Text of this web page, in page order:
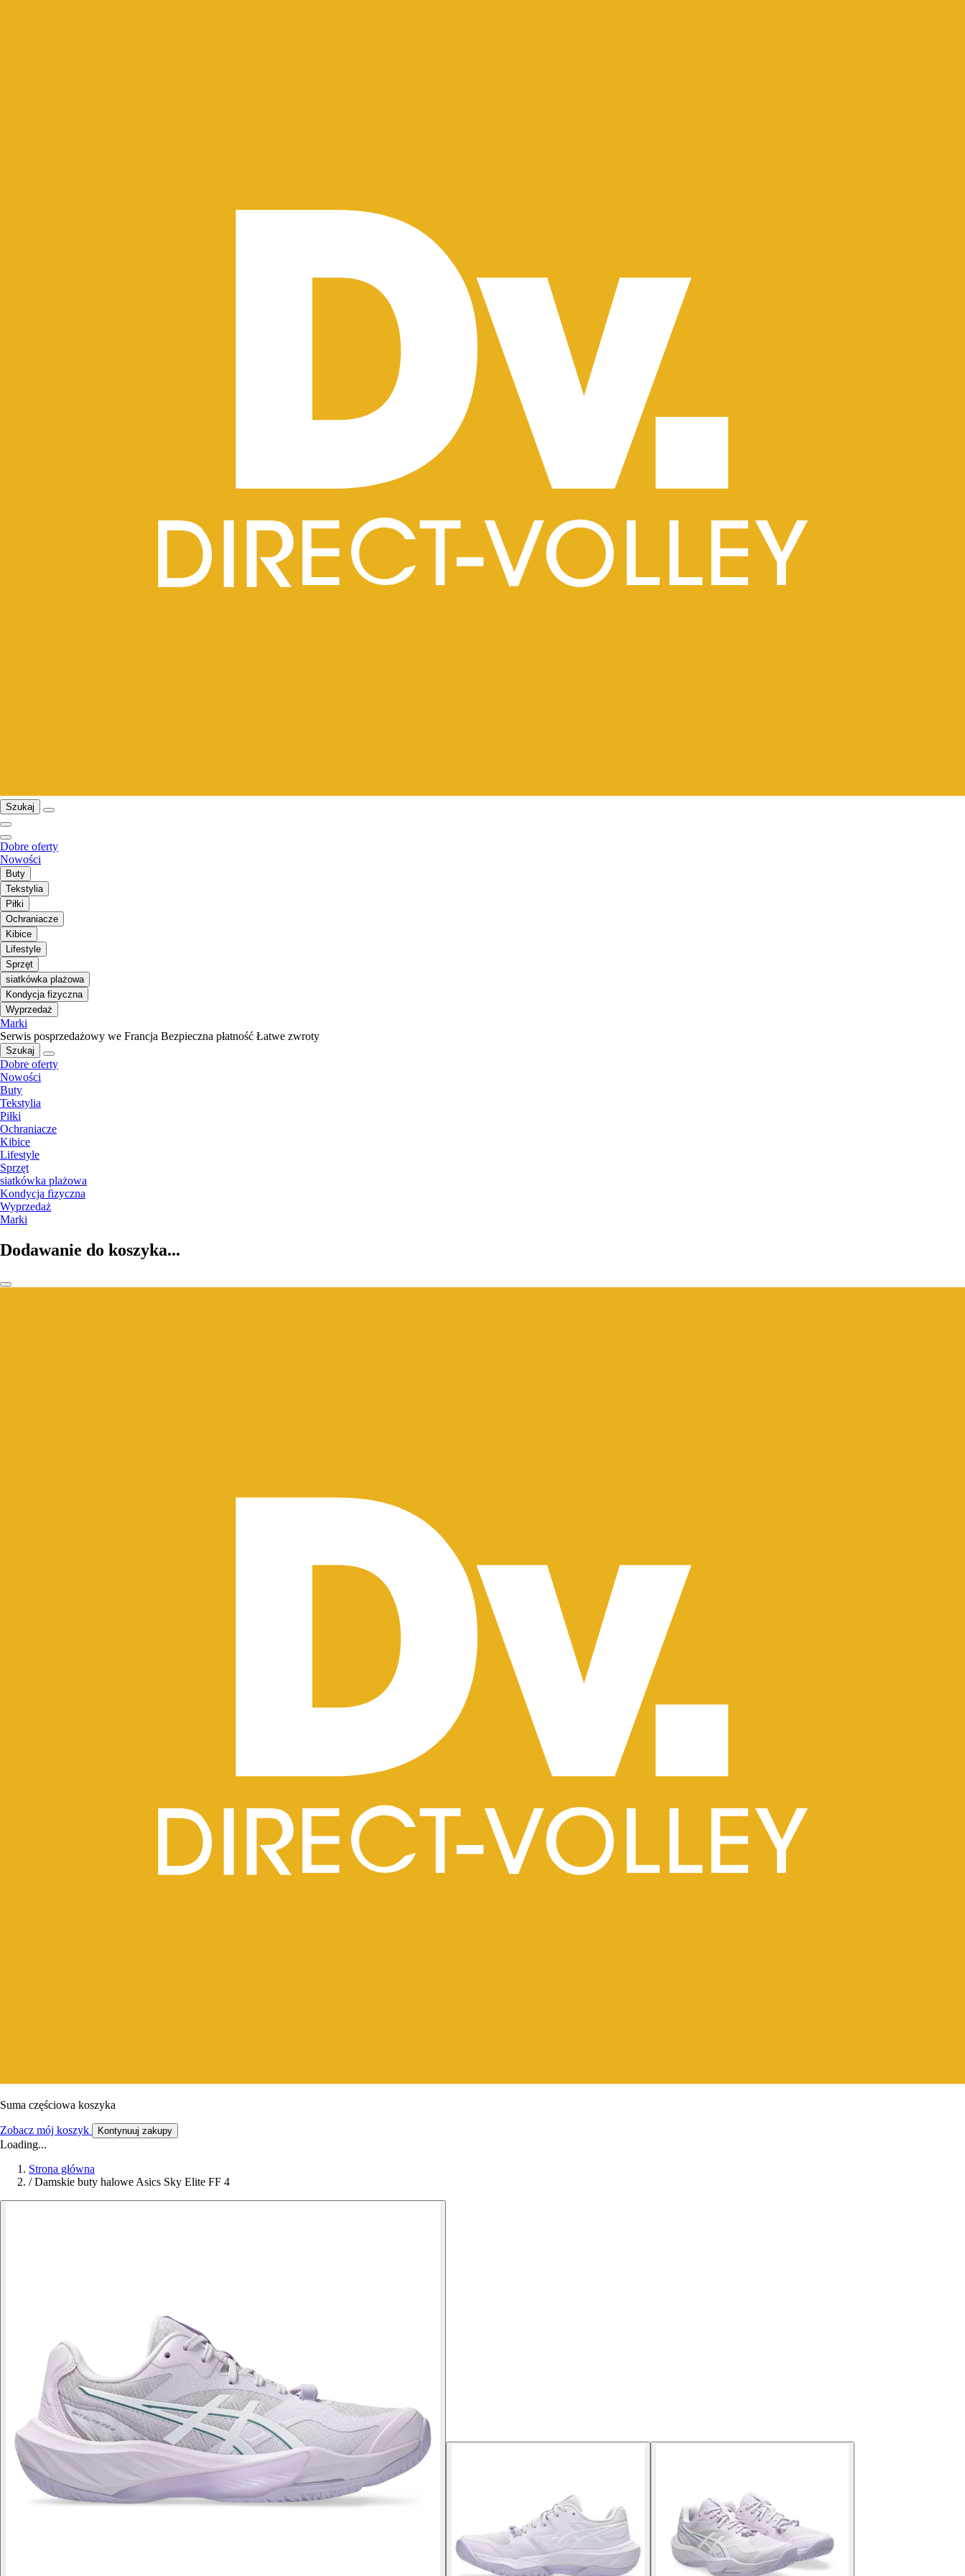
Szukaj
Dobre oferty
Nowości
Buty
Tekstylia
Piłki
Ochraniacze
Kibice
Lifestyle
Sprzęt
siatkówka plażowa
Kondycja fizyczna
Wyprzedaż
Marki
Serwis posprzedażowy we Francja Bezpieczna płatność Łatwe zwroty
Szukaj
Dobre oferty
Nowości
Buty
Tekstylia
Piłki
Ochraniacze
Kibice
Lifestyle
Sprzęt
siatkówka plażowa
Kondycja fizyczna
Wyprzedaż
Marki
Dodawanie do koszyka...
Suma częściowa koszyka
Zobacz mój koszyk Kontynuuj zakupy
Loading...
Strona główna
/ Damskie buty halowe Asics Sky Elite FF 4